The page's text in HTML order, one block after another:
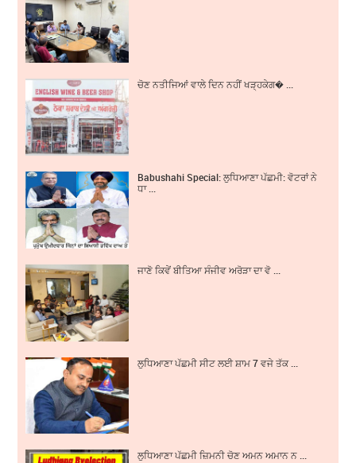
ਚੋਣ ਨਤੀਜਿਆਂ ਵਾਲੇ ਦਿਨ ਨਹੀਂ ਖੜ੍ਹਕੇਗ� ...
Babushahi Special: ਲੁਧਿਆਣਾ ਪੱਛਮੀ: ਵੋਟਰਾਂ ਨੇ
ਧਾ ...
ਜਾਣੋ ਕਿਵੇਂ ਬੀਤਿਆ ਸੰਜੀਵ ਅਰੋੜਾ ਦਾ ਵੋ ...
ਲੁਧਿਆਣਾ ਪੱਛਮੀ ਸੀਟ ਲਈ ਸ਼ਾਮ 7 ਵਜੇ ਤੱਕ ...
ਲੁਧਿਆਣਾ ਪੱਛਮੀ ਜ਼ਿਮਨੀ ਚੋਣ ਅਮਨ ਅਮਾਨ ਨ ...